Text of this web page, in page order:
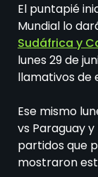
El puntapié
Mundial lo
Sudáfrica y
lunes 29 de
llamativos de
Ese mismo
vs Paraguay y
partidos que
mostraron